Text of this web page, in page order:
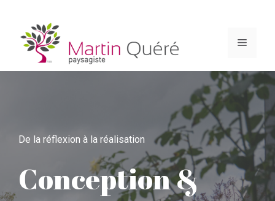
content
Menu
De la réflexion à la réalisation
Conception &